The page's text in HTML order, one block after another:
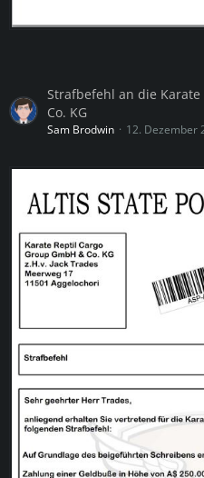
Strafbefehl an die Karate
Co. KG
Sam Brodwin 12. Dezember